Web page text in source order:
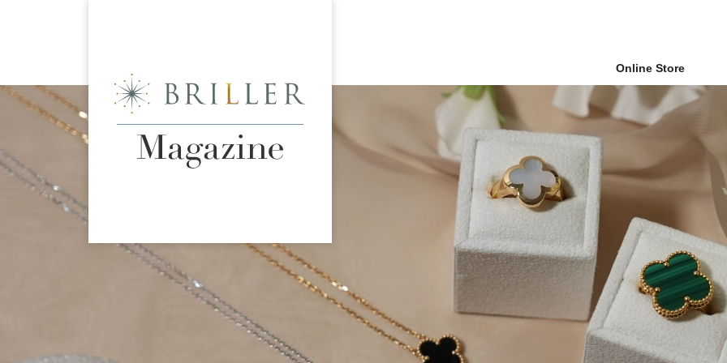
Online Store